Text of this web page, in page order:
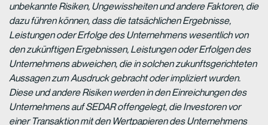
unbekannte Risiken, Ungewissheiten und andere Faktoren, die
dazu führen können, dass die tatsächlichen Ergebnisse,
Leistungen oder Erfolge des Unternehmens wesentlich von
den zukünftigen Ergebnissen, Leistungen oder Erfolgen des
Unternehmens abweichen, die in solchen zukunftsgerichteten
Aussagen zum Ausdruck gebracht oder impliziert wurden.
Diese und andere Risiken werden in den Einreichungen des
Unternehmens auf SEDAR offengelegt, die Investoren vor
einer Transaktion mit den Wertpapieren des Unternehmens